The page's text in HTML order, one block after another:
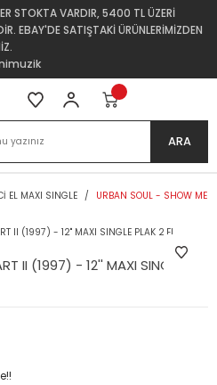
STOKTA VARDIR, 5400 TL ÜZERİ
EBAY'DE SATIŞTAKİ ÜRÜNLERİMİZDEN
ARA
EL MAXI SINGLE URBAN SOUL - SHOW ME
II (1997) - 12'' MAXI SINGLE